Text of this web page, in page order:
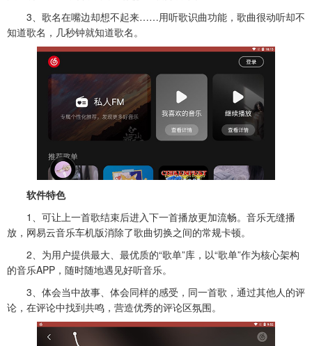
3、歌名在嘴边却想不起来……用听歌识曲功能，歌曲很动听却不
知道歌名，几秒钟就知道歌名。
软件特色
1、可让上一首歌结束后进入下一首播放更加流畅。音乐无缝播
放，网易云音乐车机版消除了歌曲切换之间的常规卡顿。
2、为用户提供最大、最优质的“歌单”库，以“歌单”作为核心架构
的音乐APP，随时随地遇见好听音乐。
3、体会当中故事、体会同样的感受，同一首歌，通过其他人的评
论，在评论中找到共鸣，营造优秀的评论区氛围。